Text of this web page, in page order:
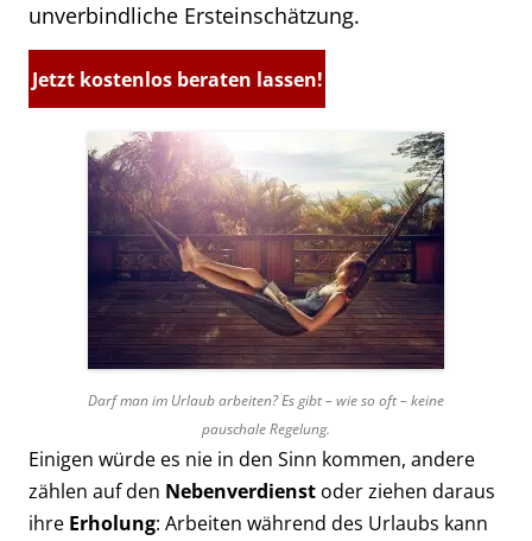
unverbindliche Ersteinschätzung.
Jetzt kostenlos beraten lassen!
Darf man im Urlaub arbeiten? Es gibt – wie so oft – keine
pauschale Regelung.
Einigen würde es nie in den Sinn kommen, andere
zählen auf den Nebenverdienst oder ziehen daraus
ihre Erholung: Arbeiten während des Urlaubs kann